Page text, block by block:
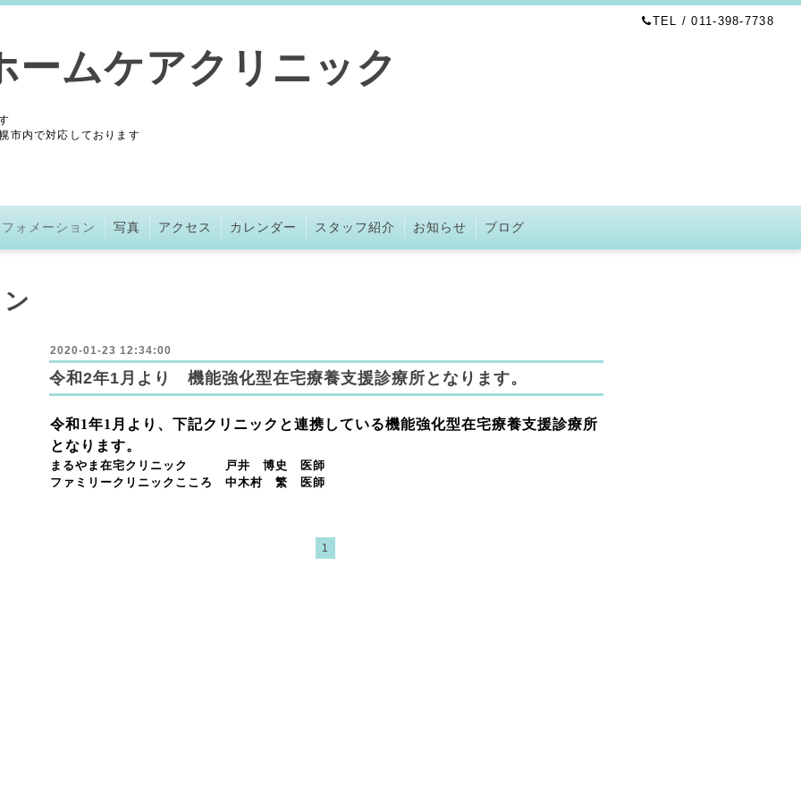
TEL / 011-398-7738
ームケアクリニック
市内で対応しております
ォメーション 写真 アクセス カレンダー スタッフ紹介 お知らせ ブログ
2020-01-23 12:34:00
令和2年1月より 機能強化型在宅療養支援診療所となります。
令和1年1月より、下記クリニックと連携している機能強化型在宅療養支援診療所
となります。
まるやま在宅クリニック
戸井 博史 医師
ファミリークリニックこころ 中木村 繁 医師
1